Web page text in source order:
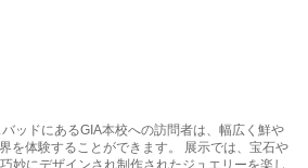
ッドにあるGIA本校への訪問者は、幅広く鮮や
を体験することができます。 展示では、宝石や